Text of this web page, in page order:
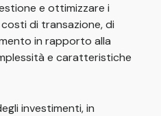
e ottimizzare i
di transazione, di
in rapporto alla
e caratteristiche
investimenti, in